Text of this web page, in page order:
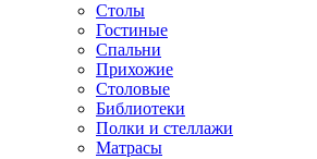
Столы
Гостиные
Спальни
Прихожие
Столовые
Библиотеки
Полки и стеллажи
Матрасы